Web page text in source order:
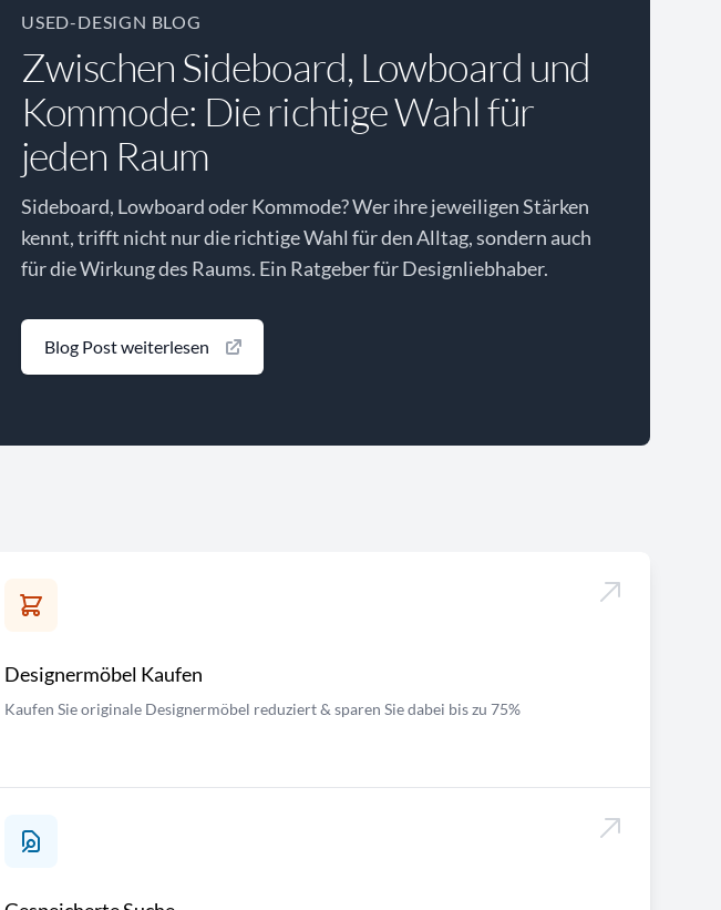
USED-DESIGN BLOG
Zwischen Sideboard, Lowboard und
Kommode: Die richtige Wahl für
jeden Raum
Sideboard, Lowboard oder Kommode? Wer ihre jeweiligen Stärken
kennt, trifft nicht nur die richtige Wahl für den Alltag, sondern auch
für die Wirkung des Raums. Ein Ratgeber für Designliebhaber.
Blog Post weiterlesen
Designermöbel Kaufen
Kaufen Sie originale Designermöbel reduziert & sparen Sie dabei bis zu 75%